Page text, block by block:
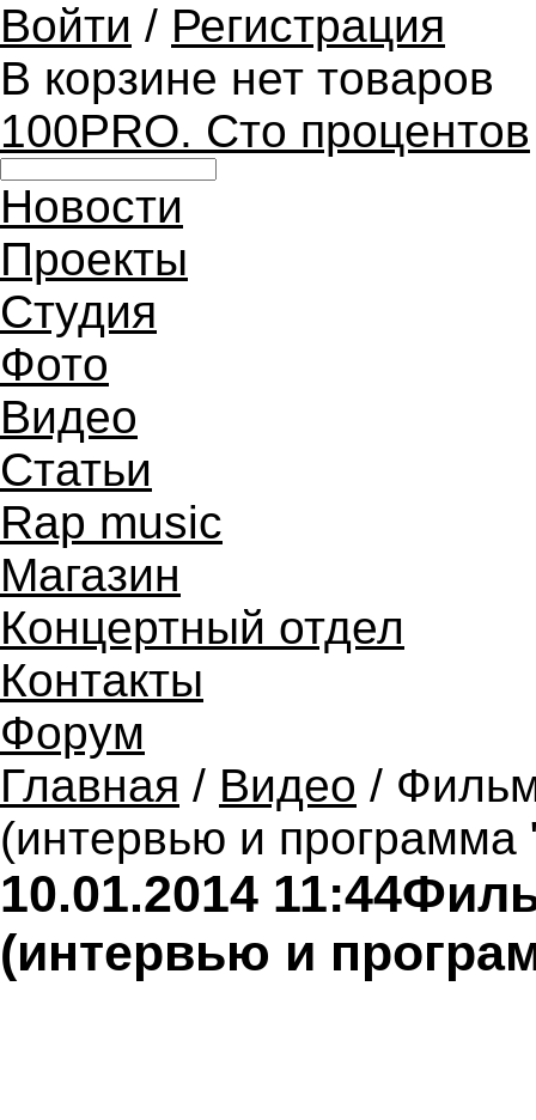
Войти / Регистрация
В корзине нет товаров
100PRO. Сто процентов
Новости
Проекты
Студия
Фото
Видео
Статьи
Rap music
Магазин
Концертный отдел
Контакты
Форум
Главная / Видео /
(интервью и
10.01.2014 11:44
(интервью и